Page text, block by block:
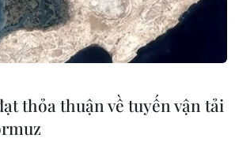
thỏa thuận về tuyến vận tải